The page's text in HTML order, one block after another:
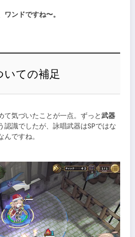
ンドですね〜。
いての補足
て気づいたことが一点。ずっと武器
認識でしたが、詠唱武器はSPではな
んですね。